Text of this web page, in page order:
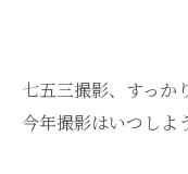
七五三撮影、すっか
今年撮影はいつしよ